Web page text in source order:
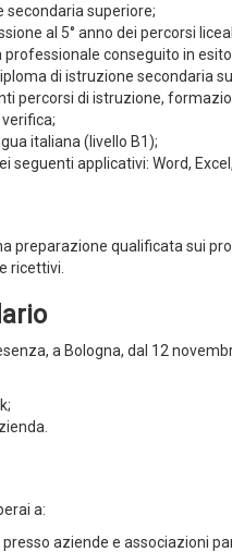
secondaria superiore;
al 5° anno dei percorsi
professionale conseguito in esito
di istruzione secondaria
percorsi di istruzione,
italiana (livello B1);
seguenti applicativi: Word,
preparazione qualificata sui
ricettivi.
a Bologna, dal 12
a:
presso aziende e associazioni